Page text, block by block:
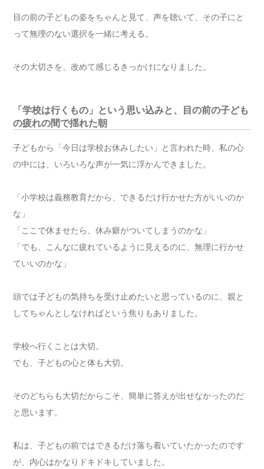
目の前の子どもの姿をちゃんと見て、声を聴いて、その子にと
って無理のない選択を一緒に考える。
その大切さを、改めて感じるきっかけになりました。
「学校は行くもの」という思い込みと、目の前の子ども
の疲れの間で揺れた朝
子どもから「今日は学校お休みしたい」と言われた時、私の心
の中には、いろいろな声が一気に浮かんできました。
「小学校は義務教育だから、できるだけ行かせた方がいいのか
な」
「ここで休ませたら、休み癖がついてしまうのかな」
「でも、こんなに疲れているように見えるのに、無理に行かせ
ていいのかな」
頭では子どもの気持ちを受け止めたいと思っているのに、親と
してちゃんとしなければという焦りもありました。
学校へ行くことは大切。
でも、子どもの心と体も大切。
そのどちらも大切だからこそ、簡単に答えが出せなかったのだ
と思います。
私は、子どもの前ではできるだけ落ち着いていたかったのです
が、内心はかなりドキドキしていました。